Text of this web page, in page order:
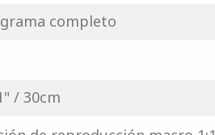
completo
/ 30cm